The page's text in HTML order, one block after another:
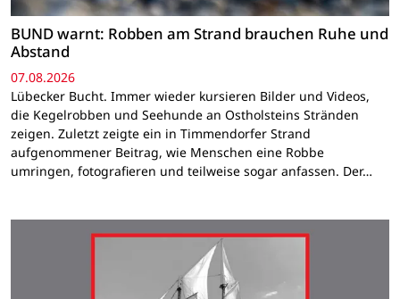
BUND warnt: Robben am Strand brauchen Ruhe und
Abstand
07.08.2026
Lübecker Bucht. Immer wieder kursieren Bilder und Videos,
die Kegelrobben und Seehunde an Ostholsteins Stränden
zeigen. Zuletzt zeigte ein in Timmendorfer Strand
aufgenommener Beitrag, wie Menschen eine Robbe
umringen, fotografieren und teilweise sogar anfassen. Der…